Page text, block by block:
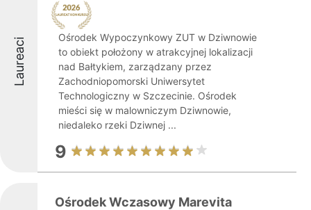
Laureaci
Ośrodek Wypoczynkowy ZUT w Dziwnowie
to obiekt położony w atrakcyjnej lokalizacji
nad Bałtykiem, zarządzany przez
Zachodniopomorski Uniwersytet
Technologiczny w Szczecinie. Ośrodek
mieści się w malowniczym Dziwnowie,
niedaleko rzeki Dziwnej ...
9
Ośrodek Wczasowy Marevita